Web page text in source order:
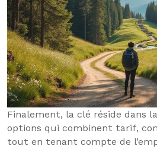
Finalement, la clé réside dans
options qui combinent tarif,
tout en tenant compte de